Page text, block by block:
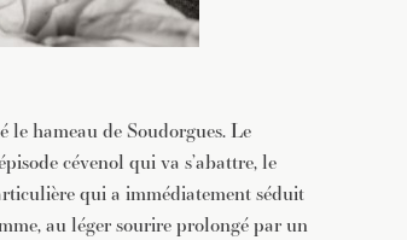
le hameau de Soudorgues. Le
cévenol qui va s’abattre, le
qui a immédiatement séduit
au léger sourire prolongé par un